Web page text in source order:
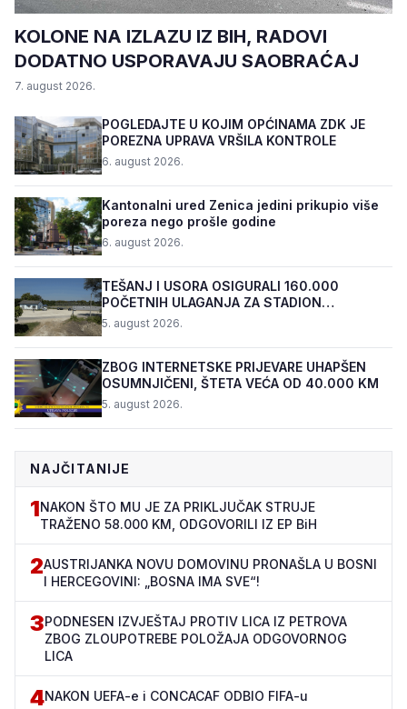
KOLONE NA IZLAZU IZ BIH, RADOVI
DODATNO USPORAVAJU SAOBRAĆAJ
7. august 2026.
POGLEDAJTE U KOJIM OPĆINAMA ZDK JE
POREZNA UPRAVA VRŠILA KONTROLE
6. august 2026.
Kantonalni ured Zenica jedini prikupio više
poreza nego prošle godine
6. august 2026.
TEŠANJ I USORA OSIGURALI 160.000
POČETNIH ULAGANJA ZA STADION
„TOPOLIK“
5. august 2026.
ZBOG INTERNETSKE PRIJEVARE UHAPŠEN
OSUMNJIČENI, ŠTETA VEĆA OD 40.000 KM
5. august 2026.
NAJČITANIJE
1NAKON ŠTO MU JE ZA PRIKLJUČAK STRUJE
TRAŽENO 58.000 KM, ODGOVORILI IZ EP BiH
2AUSTRIJANKA NOVU DOMOVINU PRONAŠLA U BOSNI
I HERCEGOVINI: „BOSNA IMA SVE“!
3PODNESEN IZVJEŠTAJ PROTIV LICA IZ PETROVA
ZBOG ZLOUPOTREBE POLOŽAJA ODGOVORNOG
LICA
4NAKON UEFA-e i CONCACAF ODBIO FIFA-u